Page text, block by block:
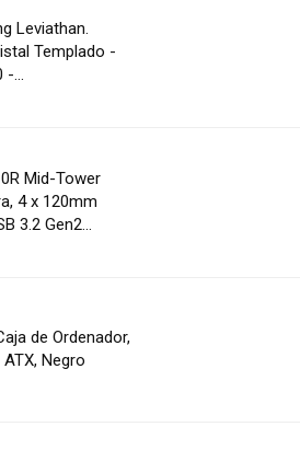
Leviathan.
Templado -
-...
Mid-Tower
4 x 120mm
3.2 Gen2...
de Ordenador,
Negro